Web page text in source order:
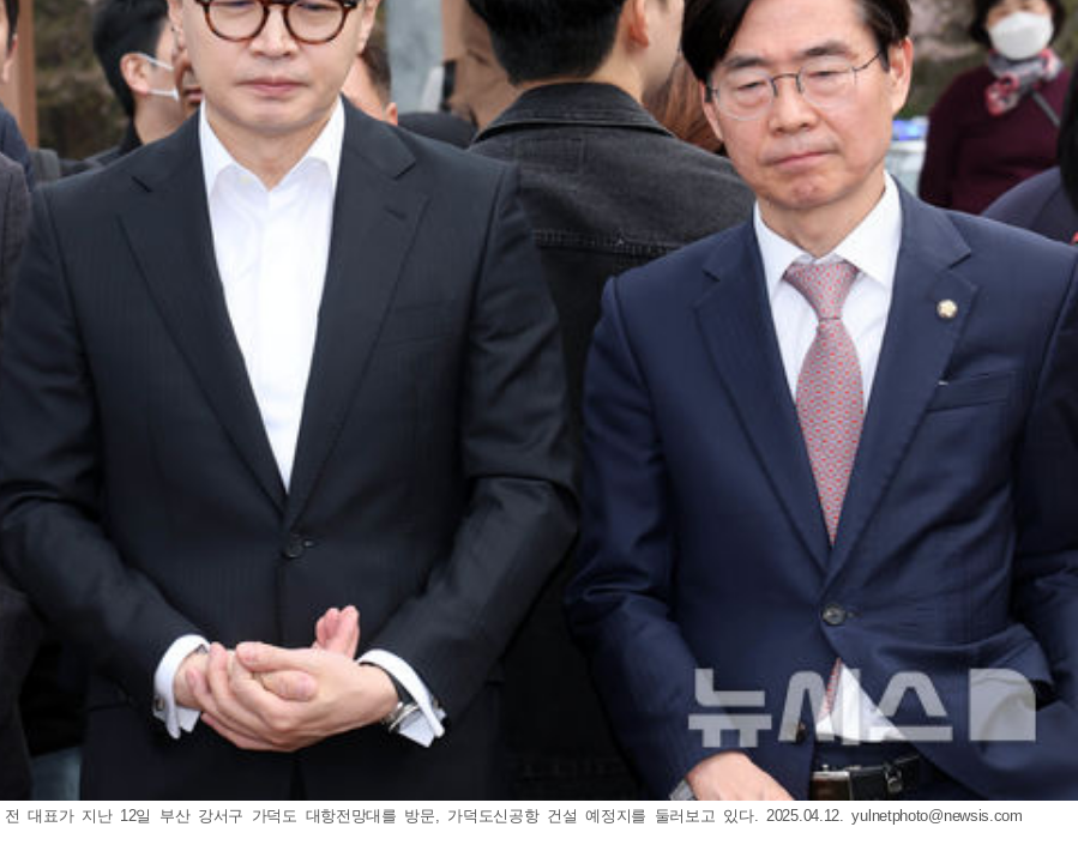
대표가 지난 12일 부산 강서구 가덕도 대항전망대를 방문, 가덕도신공항 건설 예정지를 둘러보고 있다. 2025.04.12.yulnetphoto@newsis.com